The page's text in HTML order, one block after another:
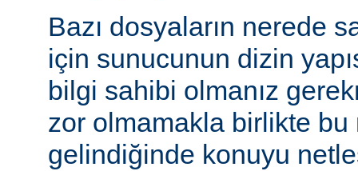
Bazı dosyaların nerede
için sunucunun dizin
bilgi sahibi olmanız
zor olmamakla birlikte bu
gelindiğinde konuyu